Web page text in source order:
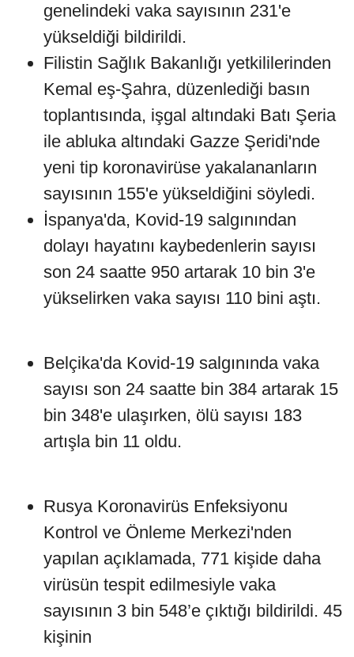
genelindeki vaka sayısının 231'e
yükseldiği bildirildi.
Filistin Sağlık Bakanlığı yetkililerinden
Kemal eş-Şahra, düzenlediği basın
toplantısında, işgal altındaki Batı Şeria
ile abluka altındaki Gazze Şeridi'nde
yeni tip koronavirüse yakalananların
sayısının 155'e yükseldiğini söyledi.
İspanya'da, Kovid-19 salgınından
dolayı hayatını kaybedenlerin sayısı
son 24 saatte 950 artarak 10 bin 3'e
yükselirken vaka sayısı 110 bini aştı.
Belçika'da Kovid-19 salgınında vaka
sayısı son 24 saatte bin 384 artarak 15
bin 348'e ulaşırken, ölü sayısı 183
artışla bin 11 oldu.
Rusya Koronavirüs Enfeksiyonu
Kontrol ve Önleme Merkezi'nden
yapılan açıklamada, 771 kişide daha
virüsün tespit edilmesiyle vaka
sayısının 3 bin 548’e çıktığı bildirildi. 45
kişinin